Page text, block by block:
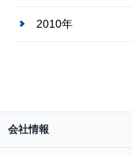
2010年
会社情報